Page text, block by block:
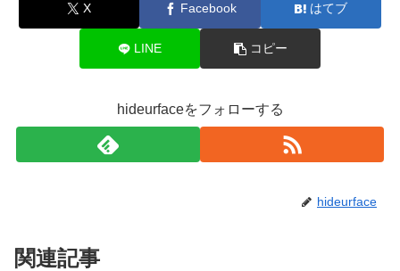
X Facebook はてブ
LINE コピー
hideurfaceをフォローする
hideurface
関連記事